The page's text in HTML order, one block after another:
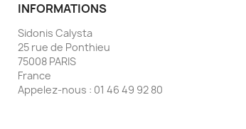
INFORMATIONS
Sidonis Calysta
25 rue de Ponthieu
75008 PARIS
France
Appelez-nous : 01 46 49 92 80